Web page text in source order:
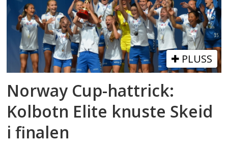
PLUSS
Norway Cup-hattrick:
Kolbotn Elite knuste Skeid
i finalen